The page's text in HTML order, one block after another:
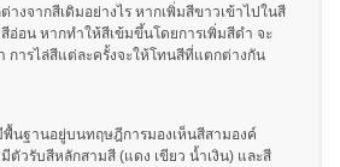
งจากสีเดิมอย่างไร หากเพิ่มสีขาวเข้าไปในสี
อ่อน หากทำให้สีเข้มขึ้นโดยการเพิ่มสีดำ จะ
า การไล่สีแต่ละครั้งจะให้โทนสีที่แตกต่างกัน
นฐานอยู่บนทฤษฎีการมองเห็นสีสามองค์
ตัวรับสีหลักสามสี (แดง เขียว น้ำเงิน) และสี